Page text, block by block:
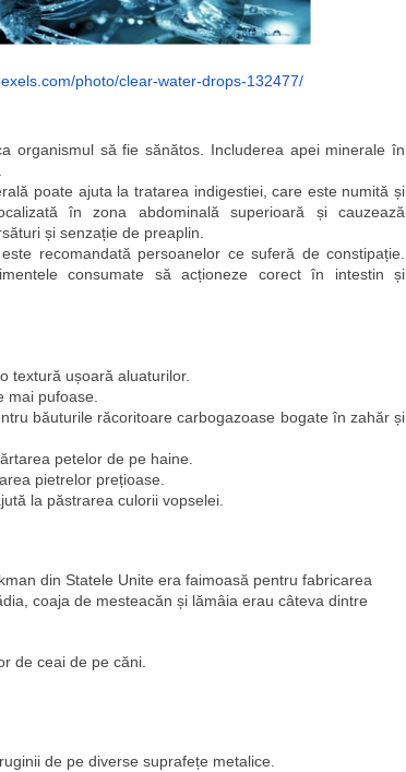
photo/clear-water-drops-132477/
organismul să fie sănătos. Includerea apei minerale în
poate ajuta la tratarea indigestiei, care este numită și
în zona abdominală superioară și cauzează
și senzație de preaplin.
recomandată persoanelor ce suferă de constipație.
consumate să acționeze corect în intestin și
textură ușoară aluaturilor.
mai pufoase.
băuturile răcoritoare carbogazoase bogate în zahăr și
petelor de pe haine.
pietrelor prețioase.
la păstrarea culorii vopselei.
din Statele Unite era faimoasă pentru fabricarea
coaja de mesteacăn și lămâia erau câteva dintre
de ceai de pe căni.
de pe diverse suprafețe metalice.